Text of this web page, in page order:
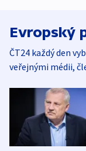
Evropský
ČT24 každý den
veřejnými médii,